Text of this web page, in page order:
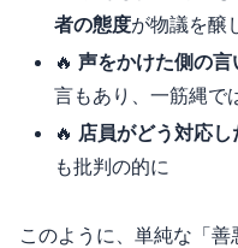
者の態度が物議を醸
🔥声をかけた側の
言もあり、一筋縄で
🔥 店員がどう対応し
も批判の的に
このように、単純な「